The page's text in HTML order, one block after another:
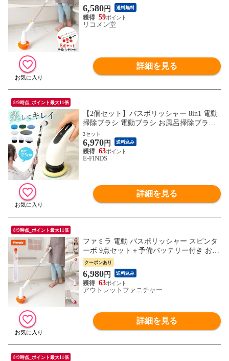
ブラシ 風呂掃除 ブラシ バスブラシ バスポ
リッシャー 高速回転 コードレス ステシッ
ク型【送料無料】
6,580円 送料無料
59
リコメン堂
詳細を見る
8/9時点_ポイント最大11倍
【2個セット】バスポリッシャー 8in1 電動
掃除ブラシ 電動ブラシ お風呂掃除ブラシ
電動スピンスクラバー コードレス ハンデ
ィ 充電式 キッチン コンロ 浴室 浴槽 風呂
バスタブ 床 窓 ガラス 鏡 台所 シンク スポ
ンジ 大掃除 伸縮 ロング 伸びる 高速 回転
2セット
6,970円 送料込み
63
E-FINDS
詳細を見る
8/9時点_ポイント最大11倍
ファミラ 電動 バスポリッシャー スピンタ
ーボ 9点セット＋予備バッテリー付き お風
呂掃除 ブラシ 回転ブラシ 回転 ブラシ 充
電 バスブラシ 浴室掃除 高速回転 ステシッ
ク型 コードレス
クーポンあり
6,980円 送料込み
63
アウトレットファニチャー
詳細を見る
8/9時点_ポイント最大11倍